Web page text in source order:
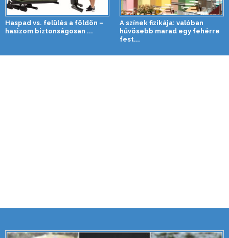
Haspad vs. felülés a földön –
hasizom biztonságosan ...
A színek fizikája: valóban
hűvösebb marad egy fehérre
fest...